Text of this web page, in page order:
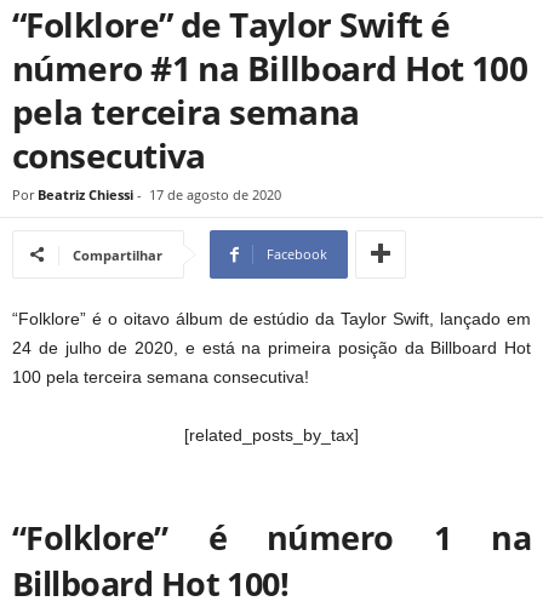
“Folklore” de Taylor Swift é
número #1 na Billboard Hot 100
pela terceira semana
consecutiva
Por Beatriz Chiessi - 17 de agosto de 2020
Compartilhar Facebook
“Folklore” é o oitavo álbum de estúdio da Taylor Swift, lançado em
24 de julho de 2020, e está na primeira posição da Billboard Hot
100 pela terceira semana consecutiva!
[related_posts_by_tax]
“Folklore” é número 1 na
Billboard Hot 100!